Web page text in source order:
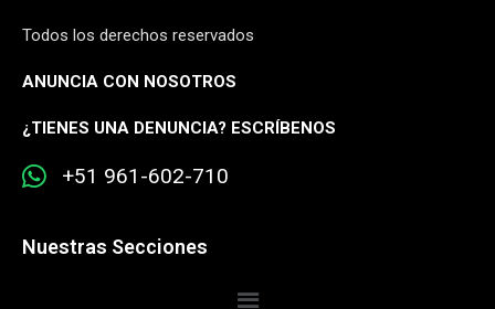
Todos los derechos reservados
ANUNCIA CON NOSOTROS
¿TIENES UNA DENUNCIA? ESCRÍBENOS
+51 961-602-710
Nuestras Secciones